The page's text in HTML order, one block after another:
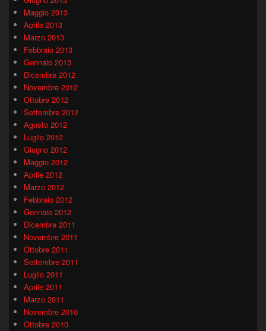
Maggio 2013
Aprile 2013
Marzo 2013
Febbraio 2013
Gennaio 2013
Dicembre 2012
Novembre 2012
Ottobre 2012
Settembre 2012
Agosto 2012
Luglio 2012
Giugno 2012
Maggio 2012
Aprile 2012
Marzo 2012
Febbraio 2012
Gennaio 2012
Dicembre 2011
Novembre 2011
Ottobre 2011
Settembre 2011
Luglio 2011
Aprile 2011
Marzo 2011
Novembre 2010
Ottobre 2010